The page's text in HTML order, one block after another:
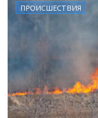
ПРОИСШЕСТВИЯ